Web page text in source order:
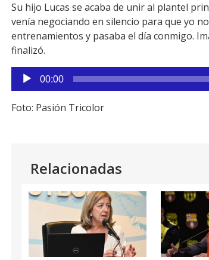
LinkSu hijo Lucas se acaba de unir al plantel
venía negociando en silencio para que yo
entrenamientos y pasaba el día conmigo.
finalizó.
Reproductor
de
audio
00:00
Foto: Pasión Tricolor
Relacionadas